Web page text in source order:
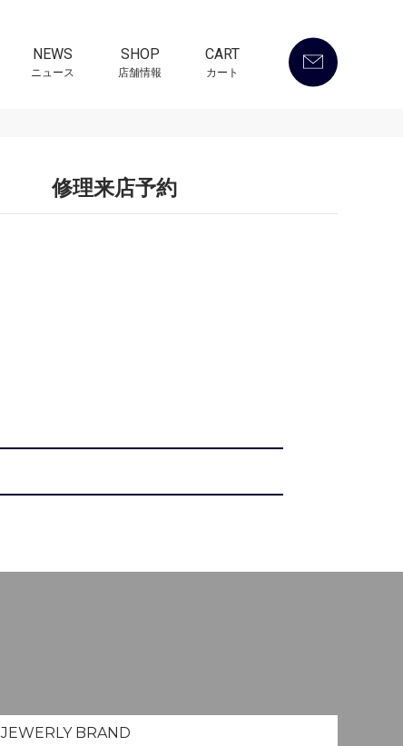
NEWS
ニュース
SHOP
店舗情報
CART
カート
修理来店予約
JEWERLYBRAND